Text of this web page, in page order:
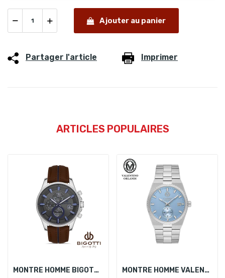
Ajouter au panier
Partager l'article Imprimer
ARTICLES POPULAIRES
MONTRE HOMME BIGOTTI BG.1.10439-4
MONTRE HOMME VALENTINO ORLANDI VO.1.10006-5